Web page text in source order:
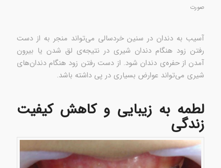
صورت
آسیب به دندان در سنین خردسالی می‌تواند منجر به از دست
رفتن زود هنگام دندان شیری در نتیجه‌ی لق شدن یا بیرون
آمدن از حفره‌ی دندان شود. از دست رفتن زود هنگام دندان‌های
شیری می‌تواند عوارض بسیاری در پی داشته باشد.
لطمه به زیبایی و کاهش کیفیت
زندگی